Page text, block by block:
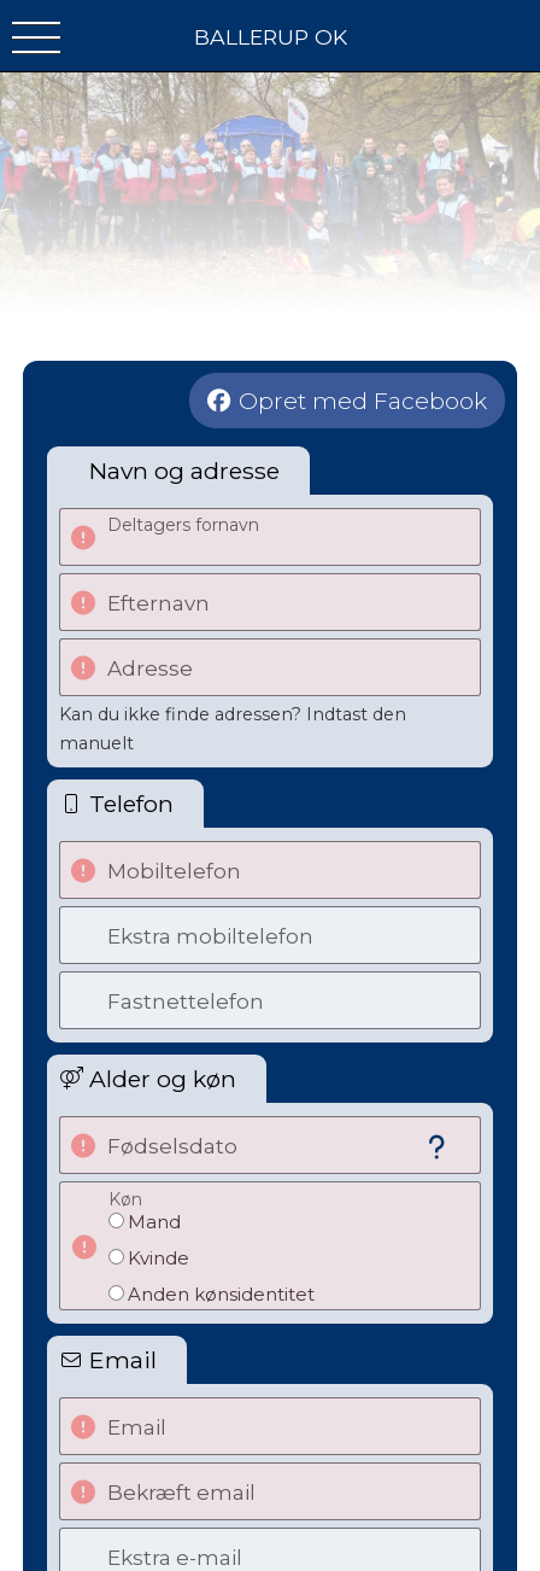
BALLERUP OK
Opret med Facebook
Navn og adresse
Deltagers fornavn
Efternavn
Adresse
Kan du ikke finde adressen? Indtast den
manuelt
Telefon
Mobiltelefon
Ekstra mobiltelefon
Fastnettelefon
Alder og køn
Fødselsdato
Køn
Mand
Kvinde
Anden kønsidentitet
Email
Email
Bekræft email
Ekstra e-mail